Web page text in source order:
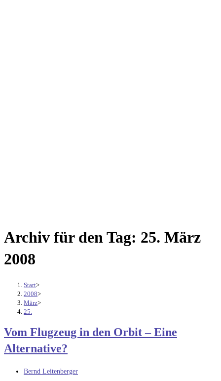
Archiv für den Tag: 25. März
2008
Start>
2008>
März>
25.
Vom Flugzeug in den Orbit – Eine
Alternative?
Beitrags-
Bernd Leitenberger